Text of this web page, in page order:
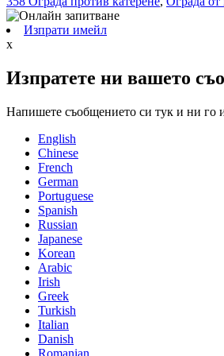
Изпрати имейл
x
Изпратете ни вашето
Напишете съобщението си тук и ни го
English
Chinese
French
German
Portuguese
Spanish
Russian
Japanese
Korean
Arabic
Irish
Greek
Turkish
Italian
Danish
Romanian